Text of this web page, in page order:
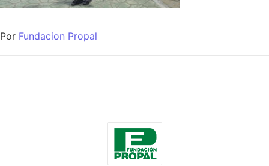
Por Fundacion Propal